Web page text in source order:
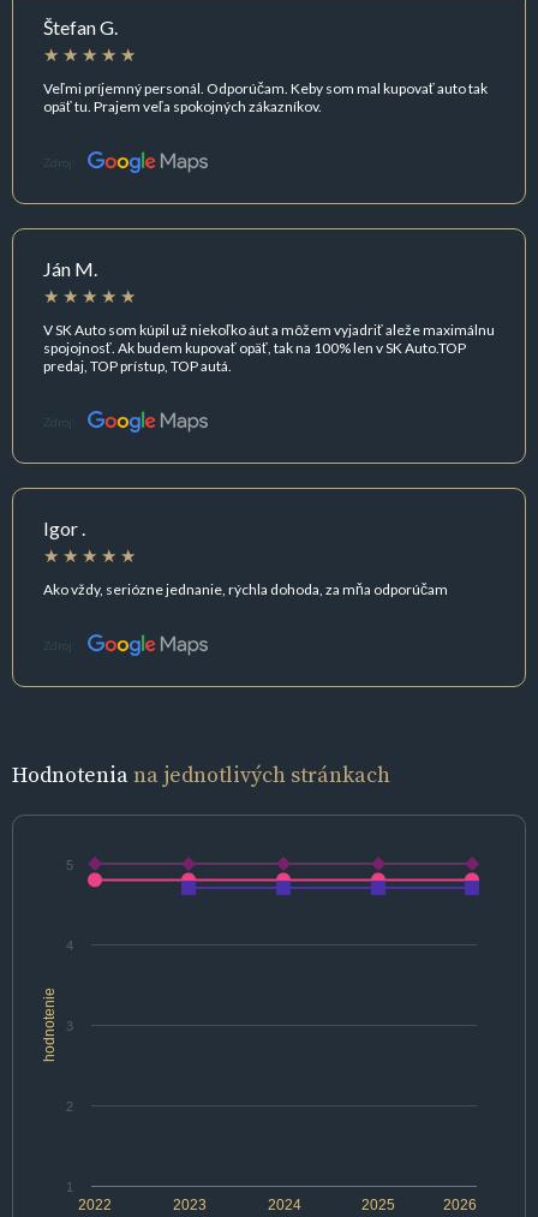
Štefan G.
Veľmi príjemný personál. Odporúčam. Keby som mal kupovať auto tak
opäť tu. Prajem veľa spokojných zákazníkov.
Zdroj:
Ján M.
V SK Auto som kúpil už niekoľko áut a môžem vyjadriť aleže maximálnu
spojojnosť. Ak budem kupovať opäť, tak na 100% len v SK Auto.TOP
predaj, TOP prístup, TOP autá.
Zdroj:
Igor .
Ako vždy, seriózne jednanie, rýchla dohoda, za mňa odporúčam
Zdroj:
Hodnoteniana jednotlivých stránkach
hodnotenie
2022 2024 2026
2023 2025
1
2
3
4
5